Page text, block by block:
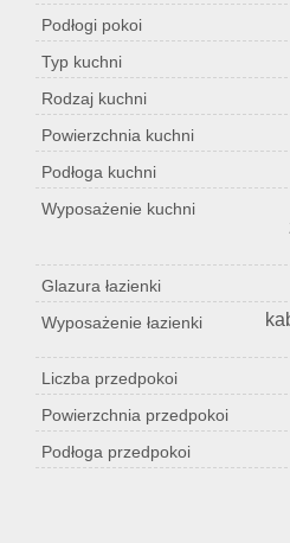
Podłogi pokoi
Typ kuchni
Rodzaj kuchni
Powierzchnia kuchni
Podłoga kuchni
Wyposażenie kuchni
Glazura łazienki
Wyposażenie łazienki
Liczba przedpokoi
Powierzchnia przedpokoi
Podłoga przedpokoi